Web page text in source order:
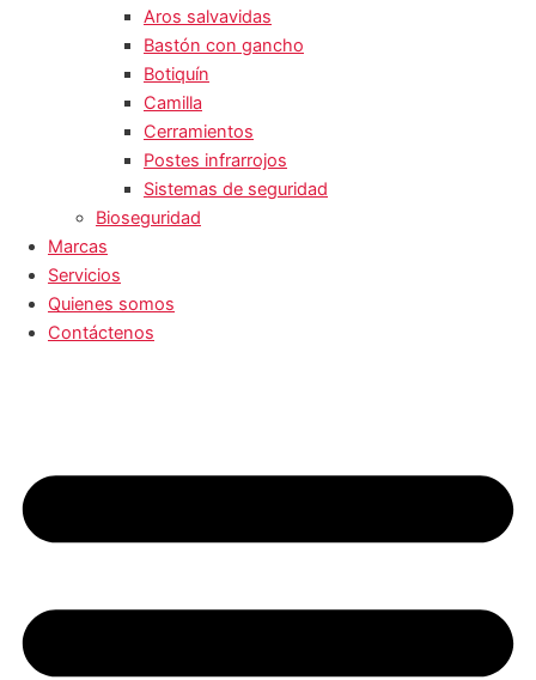
Aros salvavidas
Bastón con gancho
Botiquín
Camilla
Cerramientos
Postes infrarrojos
Sistemas de seguridad
Bioseguridad
Marcas
Servicios
Quienes somos
Contáctenos